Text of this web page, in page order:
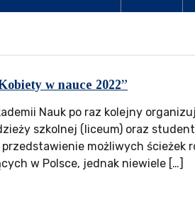
w nauce 2022”
Nauk po raz kolejny
szkolnej (liceum) oraz
możliwych ścieżek
w Polsce, jednak niewiele […]